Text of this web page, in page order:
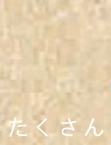
たくさ